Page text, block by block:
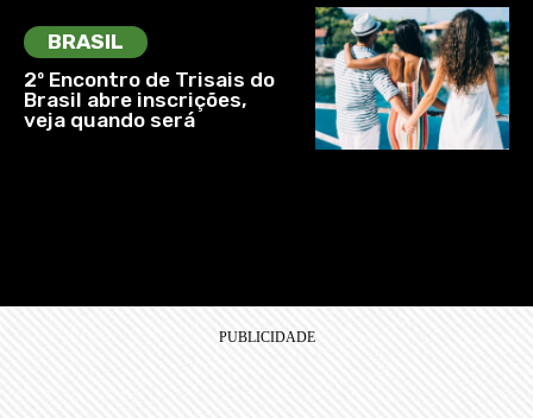
BRASIL
2º Encontro de Trisais do
Brasil abre inscrições,
veja quando será